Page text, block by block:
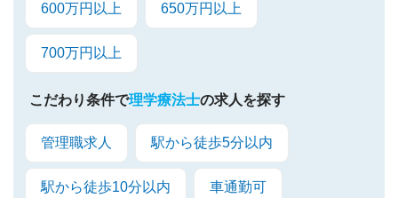
600万円以上 650万円以上
700万円以上
こだわり条件で理学療法士の求人を探す
管理職求人 駅から徒歩5分以内
駅から徒歩10分以内 車通勤可